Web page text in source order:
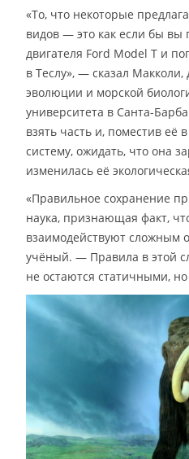
«То, что некоторые
видов — это как если бы вы
двигателя Ford Model T и
в Теслу», — сказал
эволюции и морской
университета в Санта-
взять часть и, поместив её
систему, ожидать, что она
изменилась её
«Правильное сохранение
наука, признающая факт,
взаимодействуют сложным
учёный. — Правила в этой
не остаются статичными,